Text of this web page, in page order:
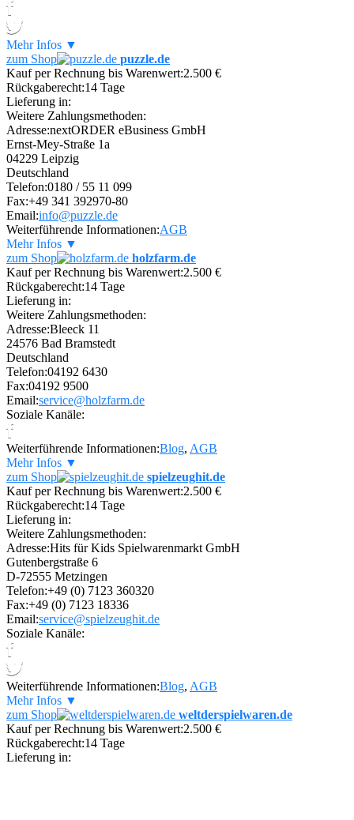
Mehr Infos ▼
zum Shop
puzzle.de
Kauf per Rechnung bis Warenwert:2.500 €
Rückgaberecht:14 Tage
Lieferung in:
Weitere Zahlungsmethoden:
Adresse:nextORDER eBusiness GmbH
Ernst-Mey-Straße 1a
04229 Leipzig
Deutschland
Telefon:0180 / 55 11 099
Fax:+49 341 392970-80
Email:info@puzzle.de
Weiterführende Informationen:AGB
Mehr Infos ▼
zum Shop
holzfarm.de
Kauf per Rechnung bis Warenwert:2.500 €
Rückgaberecht:14 Tage
Lieferung in:
Weitere Zahlungsmethoden:
Adresse:Bleeck 11
24576 Bad Bramstedt
Deutschland
Telefon:04192 6430
Fax:04192 9500
Email:service@holzfarm.de
Soziale Kanäle:
Weiterführende Informationen:Blog, AGB
Mehr Infos ▼
zum Shop
spielzeughit.de
Kauf per Rechnung bis Warenwert:2.500 €
Rückgaberecht:14 Tage
Lieferung in:
Weitere Zahlungsmethoden:
Adresse:Hits für Kids Spielwarenmarkt GmbH
Gutenbergstraße 6
D-72555 Metzingen
Telefon:+49 (0) 7123 360320
Fax:+49 (0) 7123 18336
Email:service@spielzeughit.de
Soziale Kanäle:
Weiterführende Informationen:Blog, AGB
Mehr Infos ▼
zum Shop
weltderspielwaren.de
Kauf per Rechnung bis Warenwert:2.500 €
Rückgaberecht:14 Tage
Lieferung in: